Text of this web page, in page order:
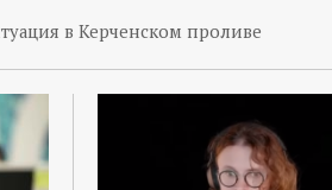
в Керченском проливе